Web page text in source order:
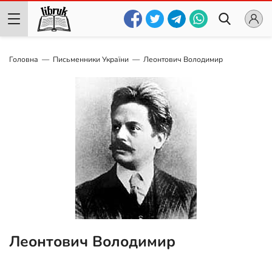
Головна Письменники України Леонтович Володимир
Леонтович Володимир